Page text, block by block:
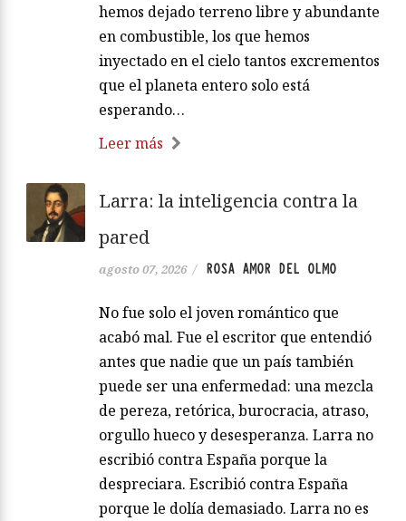
hemos dejado terreno libre y abundante
en combustible, los que hemos
inyectado en el cielo tantos excrementos
que el planeta entero solo está
esperando…
Leer más
Larra: la inteligencia contra la
pared
agosto 07, 2026 / ROSA AMOR DEL OLMO
No fue solo el joven romántico que
acabó mal. Fue el escritor que entendió
antes que nadie que un país también
puede ser una enfermedad: una mezcla
de pereza, retórica, burocracia, atraso,
orgullo hueco y desesperanza. Larra no
escribió contra España porque la
despreciara. Escribió contra España
porque le dolía demasiado. Larra no es